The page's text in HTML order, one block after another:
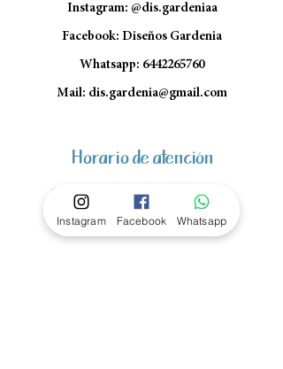
Instagram: @dis.gardeniaa
Facebook: Diseños Gardenia
Whatsapp: 6442265760
Mail: dis.gardenia@gmail.com
Horario de atención
Lun- Vie: 10am - 1pm y 4pm a
7pm
Instagram Facebook Whatsapp